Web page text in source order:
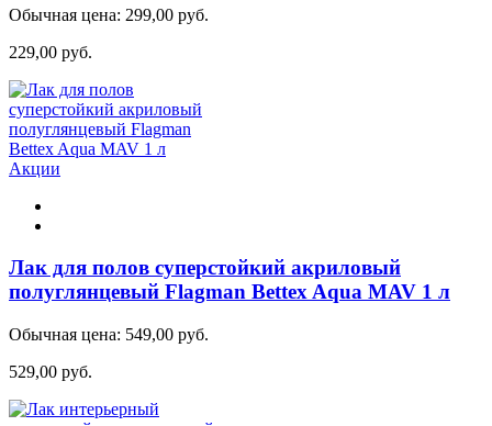
Обычная цена: 299,00 руб.
229,00 руб.
Акции
Лак для полов суперстойкий акриловый
полуглянцевый Flagman Bettex Aqua MAV 1 л
Обычная цена: 549,00 руб.
529,00 руб.